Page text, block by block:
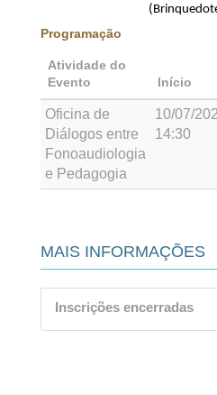
Programação
Atividade do
Evento
Início
Oficina de
Diálogos entre
Fonoaudiologia
e Pedagogia
10/07/
14:30
MAIS INFORMAÇÕES
Inscrições encerradas